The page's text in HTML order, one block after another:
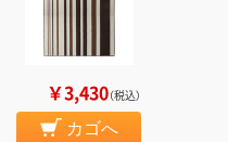
￥3,430（税込）
カゴへ